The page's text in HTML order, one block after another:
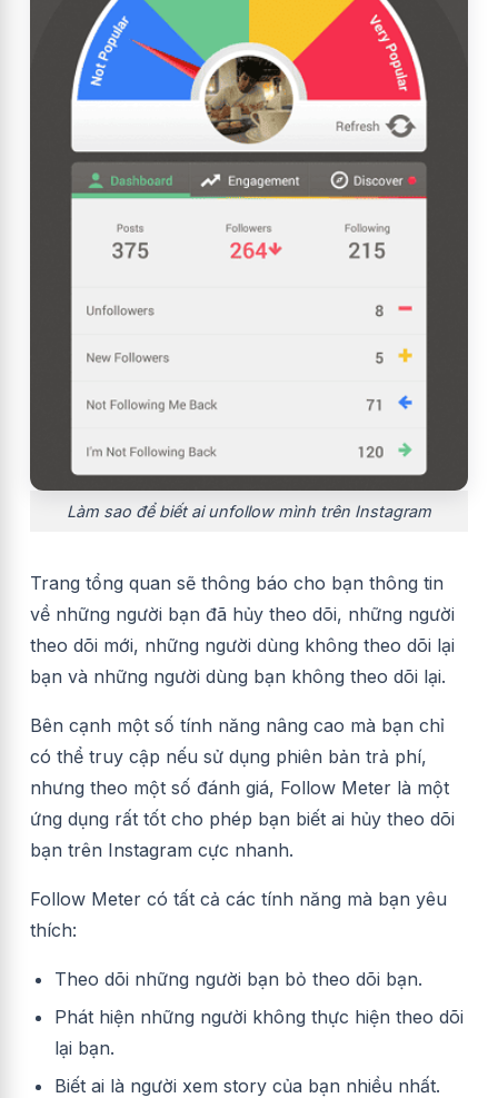
Làm sao để biết ai unfollow mình trên Instagram
Trang tổng quan sẽ thông báo cho bạn thông tin
về những người bạn đã hủy theo dõi, những người
theo dõi mới, những người dùng không theo dõi lại
bạn và những người dùng bạn không theo dõi lại.
Bên cạnh một số tính năng nâng cao mà bạn chỉ
có thể truy cập nếu sử dụng phiên bản trả phí,
nhưng theo một số đánh giá, Follow Meter là một
ứng dụng rất tốt cho phép bạn biết ai hủy theo dõi
bạn trên Instagram cực nhanh.
Follow Meter có tất cả các tính năng mà bạn yêu
thích:
Theo dõi những người bạn bỏ theo dõi bạn.
Phát hiện những người không thực hiện theo dõi
lại bạn.
Biết ai là người xem story của bạn nhiều nhất.